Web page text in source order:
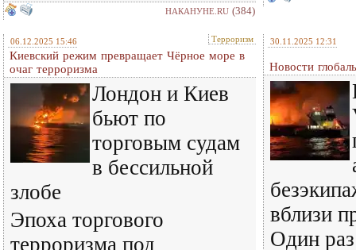
НАКАНУНЕ.RU (384)
06.12.2025 15:46 Терроризм
Киевский режим превращает Чёрное море в
очаг терроризма
Лондон и Киев
бьют по
торговым судам
в бессильной
злобе
Эпоха торгового
терроризма под
30.11.2025 12:31
Новости
вблизи
Один